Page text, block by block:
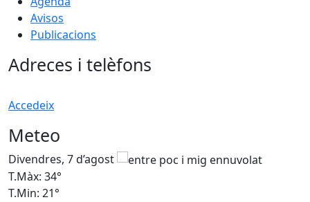
Avisos
Publicacions
Adreces i telèfons
Accedeix
Meteo
Divendres, 7 d’agost
T.Màx: 34°
T.Min: 21°